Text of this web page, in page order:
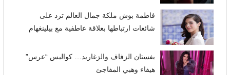
فاطمة بوش ملكة جمال العالم ترد على
شائعات ارتباطها بعلاقة عاطفية مع بيلينغهام
بفستان الزفاف والزغاريد… كواليس “عرس”
هيفاء وهبي المفاجئ